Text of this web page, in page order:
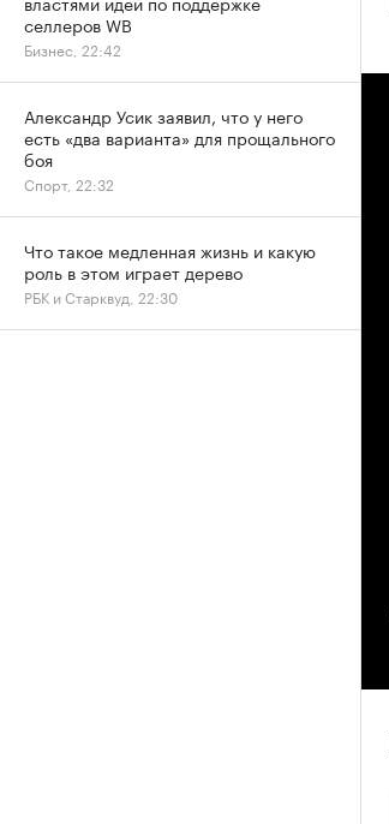
селлеров WB
Бизнес, 22:42
Александр Усик заявил, что у него
есть «два варианта» для прощального
боя
Спорт, 22:32
Что такое медленная жизнь и какую
роль в этом играет дерево
РБК и Старквуд, 22:30